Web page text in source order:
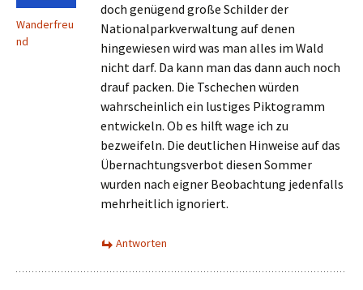
Wanderfreu
nd
doch genügend große Schilder der
Nationalparkverwaltung auf denen
hingewiesen wird was man alles im Wald
nicht darf. Da kann man das dann auch noch
drauf packen. Die Tschechen würden
wahrscheinlich ein lustiges Piktogramm
entwickeln. Ob es hilft wage ich zu
bezweifeln. Die deutlichen Hinweise auf das
Übernachtungsverbot diesen Sommer
wurden nach eigner Beobachtung jedenfalls
mehrheitlich ignoriert.
Antworten